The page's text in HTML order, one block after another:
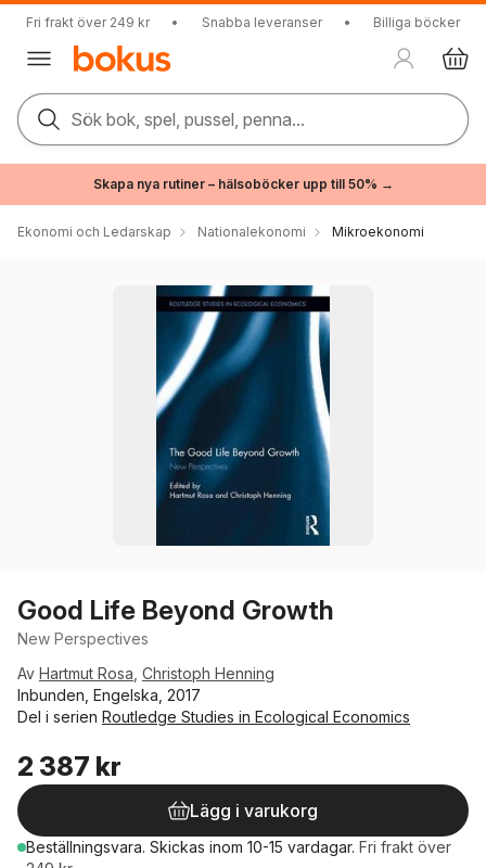
Fri frakt över 249 kr • Snabba leveranser • Billiga böcker
Sök bok, spel, pussel, penna...
Skapa nya rutiner – hälsoböcker upp till 50% →
Ekonomi och Ledarskap Nationalekonomi Mikroekonomi
Good Life Beyond Growth
New Perspectives
Av Hartmut Rosa Christoph Henning
Inbunden, Engelska, 2017
Del i serien Routledge Studies in Ecological Economics
2 387 kr
Lägg i varukorg
Beställningsvara. Skickas inom 10-15 vardagar. Fri frakt över